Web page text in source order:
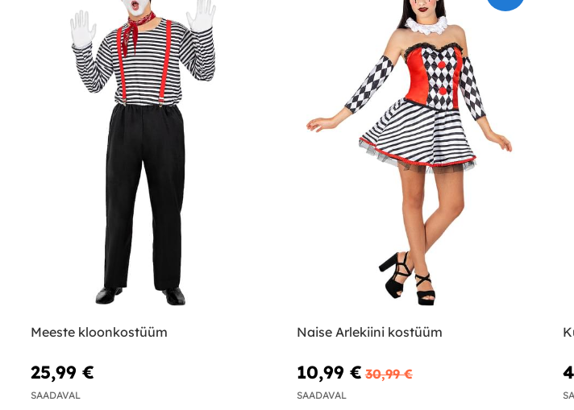
Meeste kloonkostüüm
25,99 €
SAADAVAL
Naise Arlekiini kostüüm
10,99 € 30,99 €
SAADAVAL